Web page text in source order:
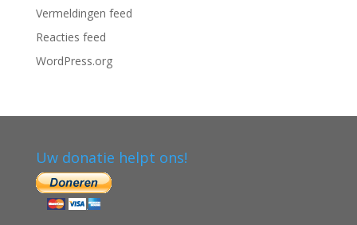
Vermeldingen feed
Reacties feed
WordPress.org
Uw donatie helpt ons!